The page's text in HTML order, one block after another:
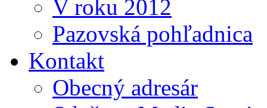
V roku 2012
Pazovská pohľadnica
Kontakt
Obecný adresár